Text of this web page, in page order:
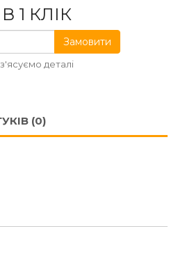
1 КЛІК
Замовити
деталі
(0)